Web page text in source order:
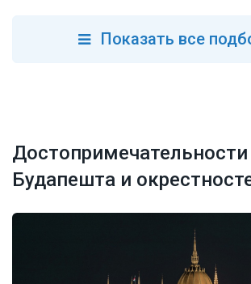
Показать все
Достопримечательности
Будапешта и